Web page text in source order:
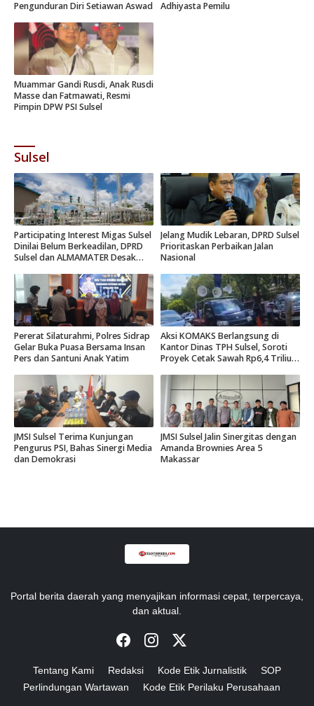
Pengunduran Diri Setiawan Aswad
Adhiyasta Pemilu
Muammar Gandi Rusdi, Anak Rusdi
Masse dan Fatmawati, Resmi
Pimpin DPW PSI Sulsel
Sulsel
Participating Interest Migas Sulsel
Dinilai Belum Berkeadilan, DPRD
Sulsel dan ALMAMATER Desak
Jelang Mudik Lebaran, DPRD Sulsel
Prioritaskan Perbaikan Jalan
Nasional
Pererat Silaturahmi, Polres Sidrap
Gelar Buka Puasa Bersama Insan
Pers dan Santuni Anak Yatim
Aksi KOMAKS Berlangsung di
Kantor Dinas TPH Sulsel, Soroti
Proyek Cetak Sawah Rp6,4 Triliun
JMSI Sulsel Terima Kunjungan
Pengurus PSI, Bahas Sinergi Media
dan Demokrasi
JMSI Sulsel Jalin Sinergitas dengan
Amanda Brownies Area 5
Makassar
Portal berita daerah yang menyajikan informasi cepat, terpercaya,
dan aktual.
Tentang Kami Redaksi Kode Etik Jurnalistik
SOP
Perlindungan Wartawan
Kode Etik Perilaku Perusahaan